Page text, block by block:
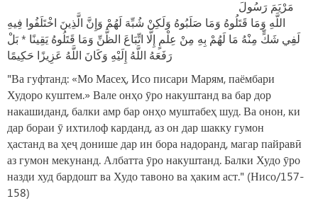
مَرْيَمَ رَسُولَ
اللَّهِ وَمَا قَتَلُوهُ وَمَا صَلَبُوهُ وَلَكِنْ شُبِّهَ لَهُمْ وَإِنَّ الَّذِينَ اخْتَلَفُوا فِيهِ
لَفِي شَكٍّ مِنْهُ مَا لَهُمْ بِهِ مِنْ عِلْمٍ إِلَّا اتِّبَاعَ الظَّنِّ وَمَا قَتَلُوهُ يَقِينًا * بَلْ
رَفَعَهُ اللَّهُ إِلَيْهِ وَكَانَ اللَّهُ عَزِيزًا حَكِيمًا
"Ва гуфтанд: «Мо Масеҳ, Исо писари Марям, паёмбари
Худоро куштем.» Вале онҳо ӯро накуштанд ва бар дор
накашиданд, балки амр бар онҳо муштабеҳ шуд. Ва онон, ки
дар бораи ӯ ихтилоф карданд, аз он дар шакку гумон
ҳастанд ва ҳеҷ донише дар ин бора надоранд, магар пайравӣ
аз гумон мекунанд. Албатта ӯро накуштанд. Балки Худо ӯро
назди худ бардошт ва Худо тавоно ва ҳаким аст." (Нисо/157-
158)